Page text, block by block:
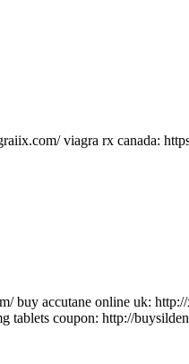
viagra rx canada:
accutane online uk:
coupon: http://